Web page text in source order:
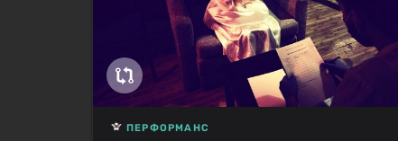
ПЕРФОРМАНС